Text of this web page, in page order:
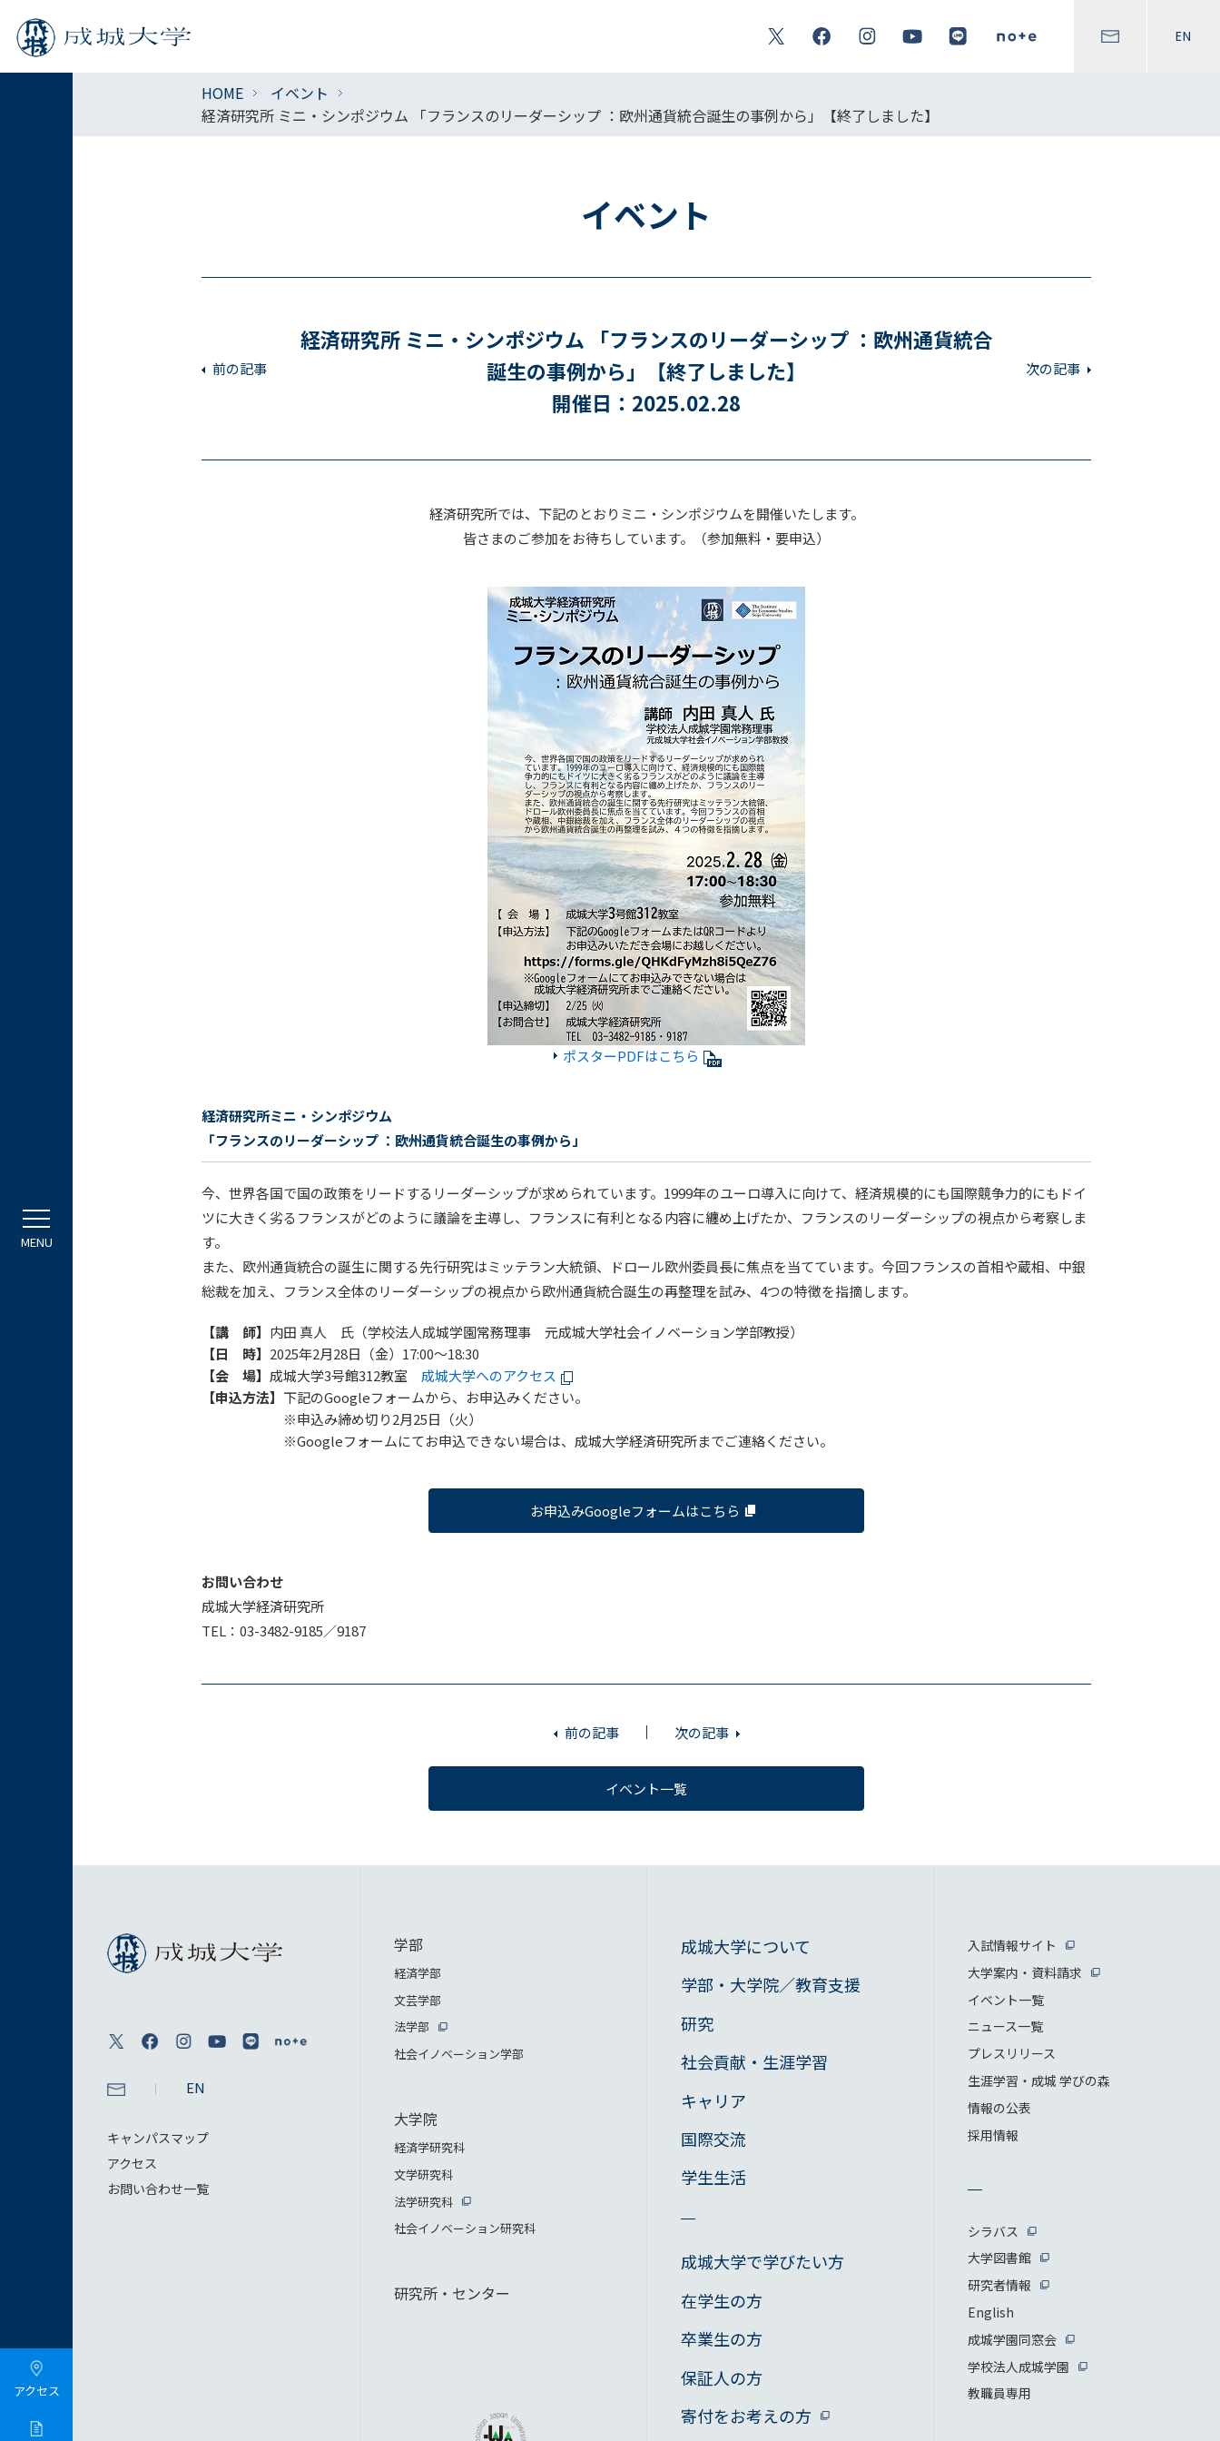
EN
アクセス
HOME
イベント
経済研究所 ミニ・シンポジウム 「フランスのリーダーシップ ：欧州通貨統合誕生の事例から」【終了しました】
イベント
前の記事
経済研究所 ミニ・シンポジウム 「フランスのリーダーシップ ：欧州通貨統合
誕生の事例から」【終了しました】
開催日：2025.02.28
次の記事
経済研究所では、下記のとおりミニ・シンポジウムを開催いたします。
皆さまのご参加をお待ちしています。（参加無料・要申込）
ポスターPDFはこちら
経済研究所ミニ・シンポジウム
「フランスのリーダーシップ ：欧州通貨統合誕生の事例から」
今、世界各国で国の政策をリードするリーダーシップが求められています。1999年のユーロ導入に向けて、経済規模的にも国際競争力的にもドイ
ツに大きく劣るフランスがどのように議論を主導し、フランスに有利となる内容に纏め上げたか、フランスのリーダーシップの視点から考察しま
す。
また、欧州通貨統合の誕生に関する先行研究はミッテラン大統領、ドロール欧州委員長に焦点を当てています。今回フランスの首相や蔵相、中銀
総裁を加え、フランス全体のリーダーシップの視点から欧州通貨統合誕生の再整理を試み、4つの特徴を指摘します。
【講 師】 内田 真人 氏（学校法人成城学園常務理事 元成城大学社会イノベーション学部教授）
【日 時】 2025年2月28日（金）17:00～18:30
【会 場】 成城大学3号館312教室 成城大学へのアクセス
【申込方法】 下記のGoogleフォームから、お申込みください。
※申込み締め切り2月25日（火）
※Googleフォームにてお申込できない場合は、成城大学経済研究所までご連絡ください。
お申込みGoogleフォームはこちら
お問い合わせ
成城大学経済研究所
TEL：03-3482-9185／9187
前の記事 次の記事
イベント一覧
EN
キャンパスマップ
アクセス
お問い合わせ一覧
学部
経済学部
文芸学部
法学部
社会イノベーション学部
大学院
経済学研究科
文学研究科
法学研究科
社会イノベーション研究科
研究所・センター
成城大学について
学部・大学院／教育支援
研究
社会貢献・生涯学習
キャリア
国際交流
学生生活
成城大学で学びたい方
在学生の方
卒業生の方
保証人の方
寄付をお考えの方
入試情報サイト
大学案内・資料請求
イベント一覧
ニュース一覧
プレスリリース
生涯学習・成城 学びの森
情報の公表
採用情報
シラバス
大学図書館
研究者情報
English
成城学園同窓会
学校法人成城学園
教職員専用